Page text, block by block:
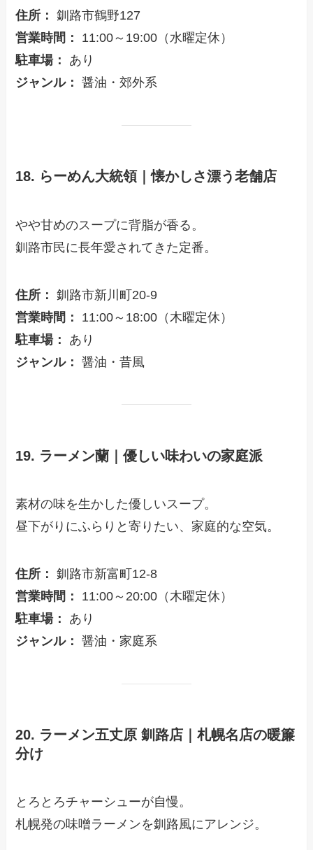
住所： 釧路市鶴野127
営業時間：
11:00～19:00（水曜定休）
駐車場：
あり
ジャンル： 醤油・郊外系
18. らーめん大統領｜懐かしさ漂う老舗店
やや甘めのスープに背脂が香る。
釧路市民に長年愛されてきた定番。
住所： 釧路市新川町20-9
営業時間：
11:00～18:00（木曜定休）
駐車場：
あり
ジャンル： 醤油・昔風
19. ラーメン蘭｜優しい味わいの家庭派
素材の味を生かした優しいスープ。
昼下がりにふらりと寄りたい、家庭的な空気。
住所： 釧路市新富町12-8
営業時間：
11:00～20:00（木曜定休）
駐車場：
あり
ジャンル： 醤油・家庭系
20. ラーメン五丈原 釧路店｜札幌名店の暖簾
分け
とろとろチャーシューが自慢。
札幌発の味噌ラーメンを釧路風にアレンジ。